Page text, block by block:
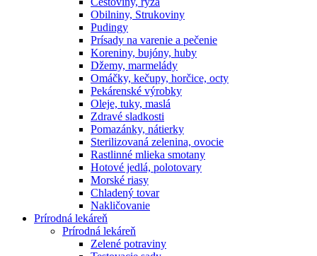
Obilniny, Strukoviny
Pudingy
Prísady na varenie a pečenie
Koreniny, bujóny, huby
Džemy, marmelády
Omáčky, kečupy, horčice, octy
Pekárenské výrobky
Oleje, tuky, maslá
Zdravé sladkosti
Pomazánky, nátierky
Sterilizovaná zelenina, ovocie
Rastlinné mlieka smotany
Hotové jedlá, polotovary
Morské riasy
Chladený tovar
Nakličovanie
Prírodná lekáreň
Prírodná lekáreň
Zelené potraviny